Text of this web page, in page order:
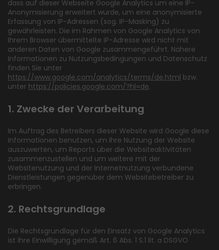
dass auf dieser Webseite Google Analytics um eine IP-
Anonymisierung erweitert wurde, um eine anonymisierte
Erfassung von IP-Adressen (sog. IP-Masking) zu
gewährleisten. Die im Rahmen von Google Analytics von
Ihrem Browser übermittelte IP-Adresse wird nicht mit
anderen Daten von Google zusammengeführt. Nähere
Informationen zu Nutzungsbedingungen und Datenschutz
finden Sie unter
https://www.google.com/analytics/terms/de.html bzw.
unter https://policies.google.com/?hl=de.
1. Zwecke der Verarbeitung
Im Auftrag des Betreibers dieser Website wird Google diese
Informationen benutzen, um Ihre Nutzung der Website
auszuwerten, um Reports über die Websiteaktivitäten
zusammenzustellen und um weitere mit der
Websitenutzung und der Internetnutzung verbundene
Dienstleistungen gegenüber dem Websitebetreiber zu
erbringen.
2. Rechtsgrundlage
Die Rechtsgrundlage für den Einsatz von Google Analytics
ist Ihre Einwilligung gemäß Art. 6 Abs. 1 S.1 lit. a DSGVO